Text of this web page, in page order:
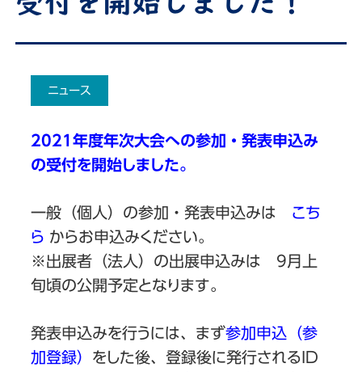
ニュース
2021年度年次大会への参加・発表申込み
の受付を開始しました。
一般（個人）の参加・発表申込みは こち
ら からお申込みください。
※出展者（法人）の出展申込みは 9月上
旬頃の公開予定となります。
発表申込みを行うには、まず参加申込（参
加登録） をした後、登録後に発行されるID